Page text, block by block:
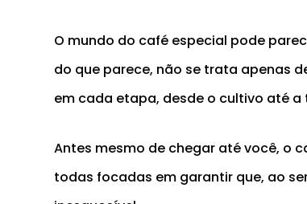
O mundo do café especial pode
do que parece, não se trata apenas
em cada etapa, desde o cultivo até a
Antes mesmo de chegar até você, o
todas focadas em garantir que, ao